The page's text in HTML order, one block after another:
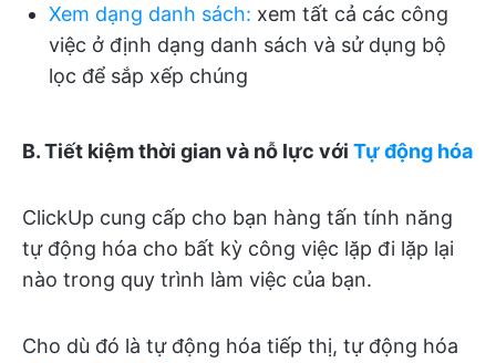
Xem dạng danh sách: xem tất cả các công
việc ở định dạng danh sách và sử dụng bộ
lọc để sắp xếp chúng
B. Tiết kiệm thời gian và nỗ lực với Tự động hóa
ClickUp cung cấp cho bạn hàng tấn tính năng
tự động hóa cho bất kỳ công việc lặp đi lặp lại
nào trong quy trình làm việc của bạn.
Cho dù đó là tự động hóa tiếp thị, tự động hóa